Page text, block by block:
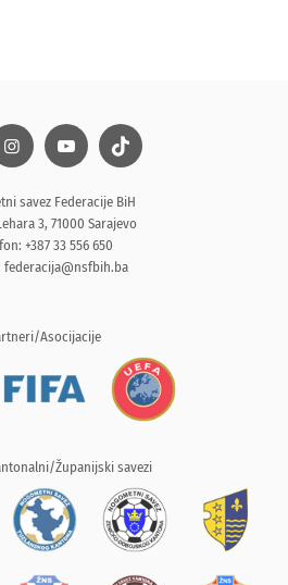
savez Federacije BiH
3, 71000 Sarajevo
+387 33 556 650
federacija@nsfbih.ba
Asocijacije
Županijski savezi